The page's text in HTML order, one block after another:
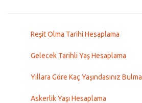
Reşit Olma Tarihi Hesaplama
Gelecek Tarihli Yaş Hesaplama
Yıllara Göre Kaç Yaşındasınız Bulma
Askerlik Yaşı Hesaplama